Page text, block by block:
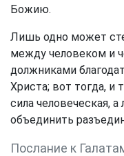
Божию.
Лишь одно может
между человеком и
должниками
Христа; вот тогда, и
сила человеческая,
объединить
Послание к